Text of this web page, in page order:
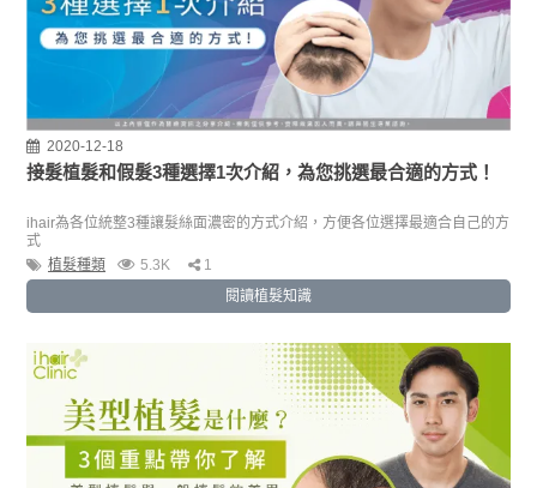
2020-12-18
接髮植髮和假髮3種選擇1次介紹，為您挑選最合適的方式！
ihair為各位統整3種讓髮絲面濃密的方式介紹，方便各位選擇最適合自己的方
式
植髮種類
5.3K
1
閱讀植髮知識